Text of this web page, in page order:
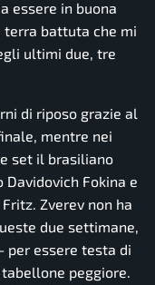
essere in buona
battuta che mi
ultimi due, tre
di riposo grazie al
mentre nei
set il brasiliano
Fokina e
Zverev non ha
due settimane,
per essere testa di
peggiore.